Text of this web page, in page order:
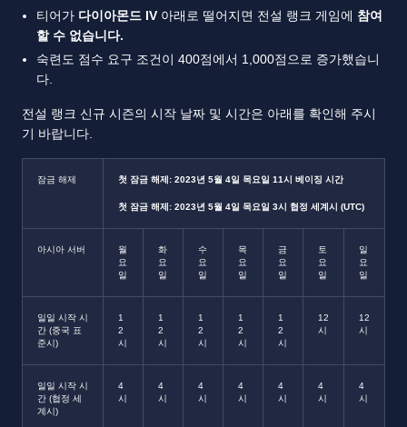
티어가 다이아몬드 IV 아래로 떨어지면 전설 랭크 게임에 참여
할 수 없습니다.
숙련도 점수 요구 조건이 400점에서 1,000점으로 증가했습니
다.
전설 랭크 신규 시즌의 시작 날짜 및 시간은 아래를 확인해 주시
기 바랍니다.
잠금 해제 첫 잠금 해제: 2023년 5월 4일 목요일 11시 베이징 시간
첫 잠금 해제: 2023년 5월 4일 목요일 3시 협정 세계시 (UTC)
아시아 서버
월
요
일
화
요
일
수
요
일
목
요
일
금
요
일
토
요
일
일
요
일
일일 시작 시
간 (중국 표
준시)
1
2
시
1
2
시
1
2
시
1
2
시
1
2
시
12
시
12
시
일일 시작 시
간 (협정 세
계시)
4
시
4
시
4
시
4
시
4
시
4
시
4
시